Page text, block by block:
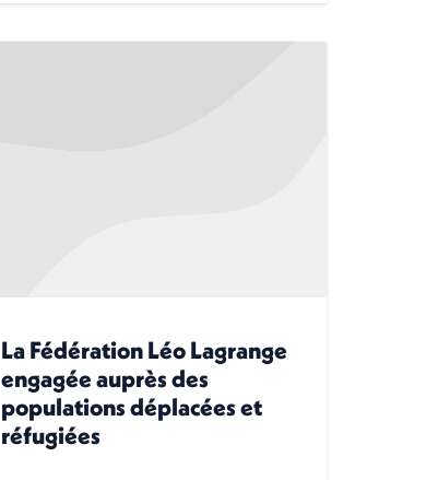
La Fédération Léo Lagrange
engagée auprès des
populations déplacées et
réfugiées